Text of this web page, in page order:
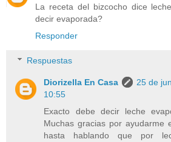
La receta del bizcocho dice
decir evaporada?
Responder
Respuestas
Diorizella En Casa
25 de
10:55
Exacto debe decir leche
Muchas gracias por ayudarme
hasta hablando que por